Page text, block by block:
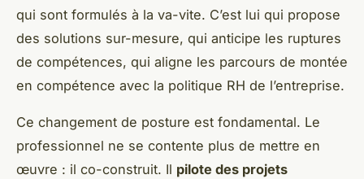
qui sont formulés à la va-vite. C’est lui qui propose
des solutions sur-mesure, qui anticipe les ruptures
de compétences, qui aligne les parcours de montée
en compétence avec la politique RH de l’entreprise.
Ce changement de posture est fondamental. Le
professionnel ne se contente plus de mettre en
œuvre : il co-construit. Il pilote des projets